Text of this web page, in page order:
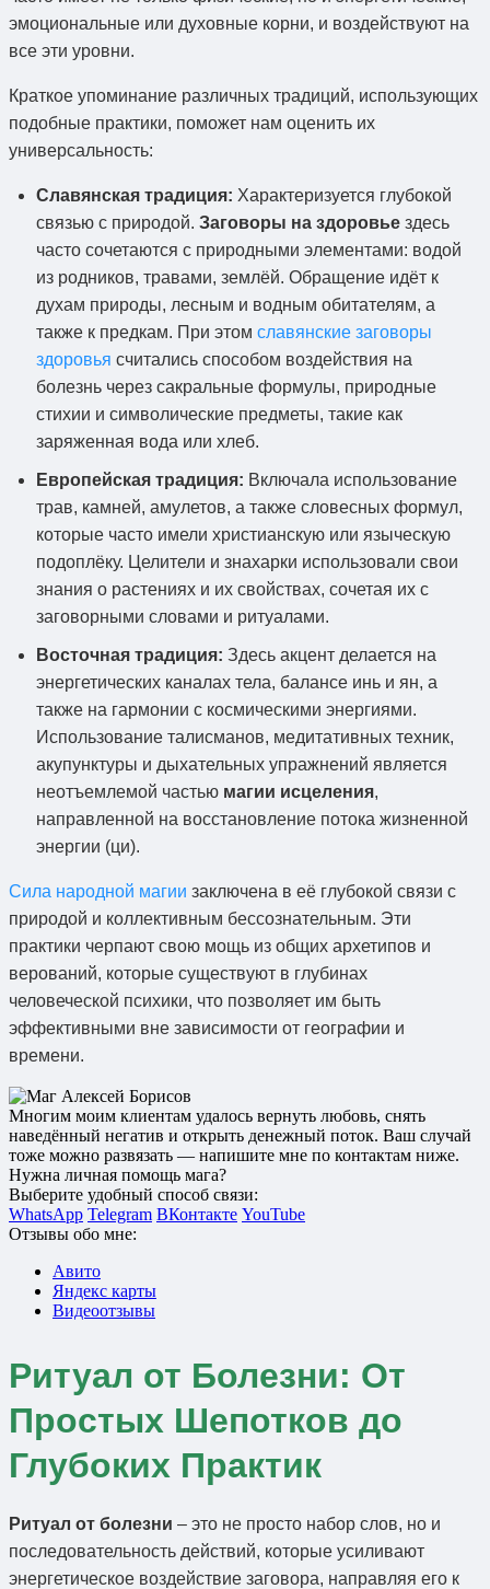
эмоциональные или духовные корни, и воздействуют на
все эти уровни.
Краткое упоминание различных традиций, использующих
подобные практики, поможет нам оценить их
универсальность:
Славянская традиция: Характеризуется глубокой
связью с природой. Заговоры на здоровье здесь
часто сочетаются с природными элементами: водой
из родников, травами, землёй. Обращение идёт к
духам природы, лесным и водным обитателям, а
также к предкам. При этом славянские заговоры
здоровья считались способом воздействия на
болезнь через сакральные формулы, природные
стихии и символические предметы, такие как
заряженная вода или хлеб.
Европейская традиция: Включала использование
трав, камней, амулетов, а также словесных формул,
которые часто имели христианскую или языческую
подоплёку. Целители и знахарки использовали свои
знания о растениях и их свойствах, сочетая их с
заговорными словами и ритуалами.
Восточная традиция: Здесь акцент делается на
энергетических каналах тела, балансе инь и ян, а
также на гармонии с космическими энергиями.
Использование талисманов, медитативных техник,
акупунктуры и дыхательных упражнений является
неотъемлемой частью магии исцеления,
направленной на восстановление потока жизненной
энергии (ци).
Сила народной магии заключена в её глубокой связи с
природой и коллективным бессознательным. Эти
практики черпают свою мощь из общих архетипов и
верований, которые существуют в глубинах
человеческой психики, что позволяет им быть
эффективными вне зависимости от географии и
времени.
Многим моим клиентам удалось вернуть любовь, снять
наведённый негатив и открыть денежный поток. Ваш случай
тоже можно развязать — напишите мне по контактам ниже.
Нужна личная помощь мага?
Выберите удобный способ связи:
WhatsApp Telegram ВКонтакте YouTube
Отзывы обо мне:
Авито
Яндекс карты
Видеоотзывы
Ритуал от Болезни: От
Простых Шепотков до
Глубоких Практик
Ритуал от болезни – это не просто набор слов, но и
последовательность действий, которые усиливают
энергетическое воздействие заговора, направляя его к